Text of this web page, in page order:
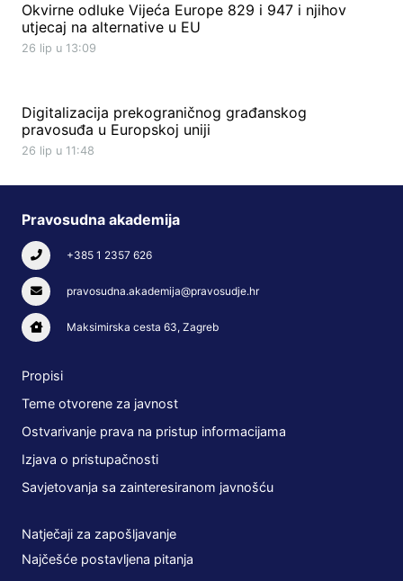
Okvirne odluke Vijeća Europe 829 i 947 i njihov
utjecaj na alternative u EU
26 lip u 13:09
Digitalizacija prekograničnog građanskog
pravosuđa u Europskoj uniji
26 lip u 11:48
Pravosudna akademija
+385 1 2357 626
pravosudna.akademija@pravosudje.hr
Maksimirska cesta 63, Zagreb
Propisi
Teme otvorene za javnost
Ostvarivanje prava na pristup informacijama
Izjava o pristupačnosti
Savjetovanja sa zainteresiranom javnošću
Natječaji za zapošljavanje
Najčešće postavljena pitanja